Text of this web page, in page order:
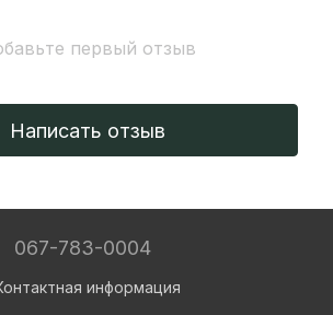
первый отзыв
Написать отзыв
067-783-0004
информация